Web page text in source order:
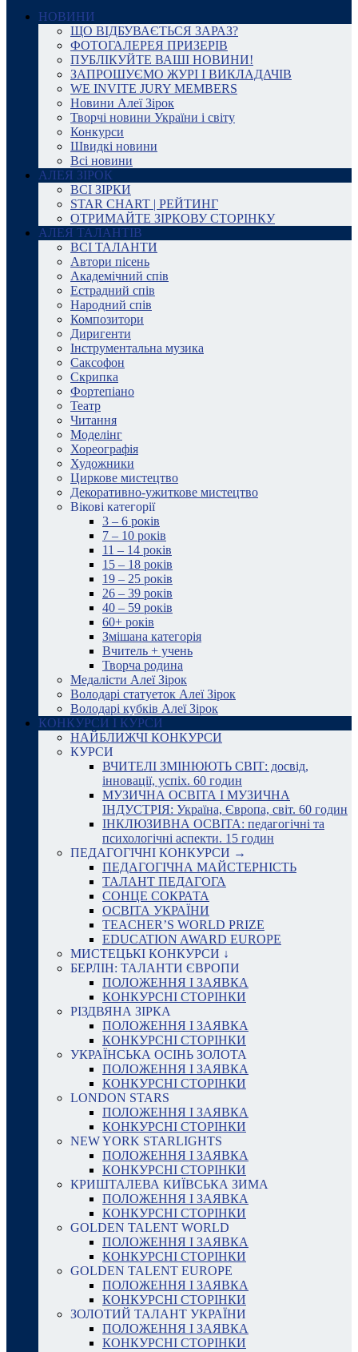
НОВИНИ
ЩО ВІДБУВАЄТЬСЯ ЗАРАЗ?
ФОТОГАЛЕРЕЯ ПРИЗЕРІВ
ПУБЛІКУЙТЕ ВАШІ НОВИНИ!
ЗАПРОШУЄМО ЖУРІ І ВИКЛАДАЧІВ
WE INVITE JURY MEMBERS
Новини Алеї Зірок
Творчі новини України і світу
Конкурси
Швидкі новини
Всі новини
АЛЕЯ ЗІРОК
ВСІ ЗІРКИ
STAR CHART | РЕЙТИНГ
ОТРИМАЙТЕ ЗІРКОВУ СТОРІНКУ
АЛЕЯ ТАЛАНТІВ
ВСІ ТАЛАНТИ
Автори пісень
Академічний спів
Естрадний спів
Народний спів
Композитори
Диригенти
Інструментальна музика
Саксофон
Скрипка
Фортепіано
Театр
Читання
Моделінг
Хореографія
Художники
Циркове мистецтво
Декоративно-ужиткове мистецтво
Вікові категорії
3 – 6 років
7 – 10 років
11 – 14 років
15 – 18 років
19 – 25 років
26 – 39 років
40 – 59 років
60+ років
Змішана категорія
Вчитель + учень
Творча родина
Медалісти Алеї Зірок
Володарі статуеток Алеї Зірок
Володарі кубків Алеї Зірок
КОНКУРСИ І КУРСИ
НАЙБЛИЖЧІ КОНКУРСИ
КУРСИ
ВЧИТЕЛІ ЗМІНЮЮТЬ СВІТ: досвід,
інновації, успіх. 60 годин
МУЗИЧНА ОСВІТА І МУЗИЧНА
ІНДУСТРІЯ: Україна, Європа, світ. 60 годин
ІНКЛЮЗИВНА ОСВІТА: педагогічні та
психологічні аспекти. 15 годин
ПЕДАГОГІЧНІ КОНКУРСИ →
ПЕДАГОГІЧНА МАЙСТЕРНІСТЬ
ТАЛАНТ ПЕДАГОГА
СОНЦЕ СОКРАТА
ОСВІТА УКРАЇНИ
TEACHER’S WORLD PRIZE
EDUCATION AWARD EUROPE
МИСТЕЦЬКІ КОНКУРСИ ↓
БЕРЛІН: ТАЛАНТИ ЄВРОПИ
ПОЛОЖЕННЯ І ЗАЯВКА
КОНКУРСНІ СТОРІНКИ
РІЗДВЯНА ЗІРКА
ПОЛОЖЕННЯ І ЗАЯВКА
КОНКУРСНІ СТОРІНКИ
УКРАЇНСЬКА ОСІНЬ ЗОЛОТА
ПОЛОЖЕННЯ І ЗАЯВКА
КОНКУРСНІ СТОРІНКИ
LONDON STARS
ПОЛОЖЕННЯ І ЗАЯВКА
КОНКУРСНІ СТОРІНКИ
NEW YORK STARLIGHTS
ПОЛОЖЕННЯ І ЗАЯВКА
КОНКУРСНІ СТОРІНКИ
КРИШТАЛЕВА КИЇВСЬКА ЗИМА
ПОЛОЖЕННЯ І ЗАЯВКА
КОНКУРСНІ СТОРІНКИ
GOLDEN TALENT WORLD
ПОЛОЖЕННЯ І ЗАЯВКА
КОНКУРСНІ СТОРІНКИ
GOLDEN TALENT EUROPE
ПОЛОЖЕННЯ І ЗАЯВКА
КОНКУРСНІ СТОРІНКИ
ЗОЛОТИЙ ТАЛАНТ УКРАЇНИ
ПОЛОЖЕННЯ І ЗАЯВКА
КОНКУРСНІ СТОРІНКИ